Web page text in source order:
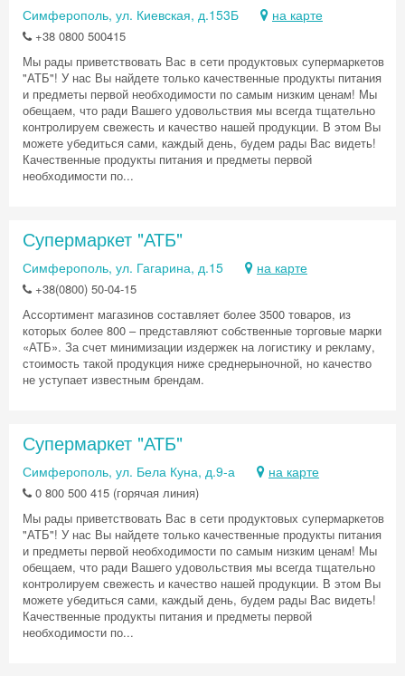
Симферополь, ул. Киевская, д.153Б на карте
+38 0800 500415
Мы рады приветствовать Вас в сети продуктовых супермаркетов
"АТБ"! У нас Вы найдете только качественные продукты питания
и предметы первой необходимости по самым низким ценам! Мы
обещаем, что ради Вашего удовольствия мы всегда тщательно
контролируем свежесть и качество нашей продукции. В этом Вы
можете убедиться сами, каждый день, будем рады Вас видеть!
Качественные продукты питания и предметы первой
необходимости по...
Супермаркет "АТБ"
Симферополь, ул. Гагарина, д.15 на карте
+38(0800) 50-04-15
Ассортимент магазинов составляет более 3500 товаров, из
которых более 800 – представляют собственные торговые марки
«АТБ». За счет минимизации издержек на логистику и рекламу,
стоимость такой продукция ниже среднерыночной, но качество
не уступает известным брендам.
Супермаркет "АТБ"
Симферополь, ул. Бела Куна, д.9-а на карте
0 800 500 415 (горячая линия)
Мы рады приветствовать Вас в сети продуктовых супермаркетов
"АТБ"! У нас Вы найдете только качественные продукты питания
и предметы первой необходимости по самым низким ценам! Мы
обещаем, что ради Вашего удовольствия мы всегда тщательно
контролируем свежесть и качество нашей продукции. В этом Вы
можете убедиться сами, каждый день, будем рады Вас видеть!
Качественные продукты питания и предметы первой
необходимости по...